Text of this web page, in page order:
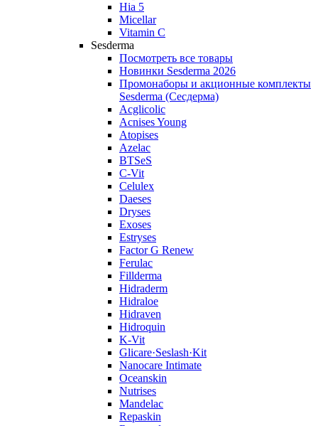
Hia 5
Micellar
Vitamin C
Sesderma
Посмотреть все товары
Новинки Sesderma 2026
Промонаборы и акционные комплекты
Sesderma (Сесдерма)
Acglicolic
Acnises Young
Atopises
Azelac
BTSeS
C‑Vit
Celulex
Daeses
Dryses
Exoses
Estryses
Factor G Renew
Ferulac
Fillderma
Hidraderm
Hidraloe
Hidraven
Hidroquin
K-Vit
Glicare·Seslash·Kit
Nanocare Intimate
Oceanskin
Nutrises
Mandelac
Repaskin